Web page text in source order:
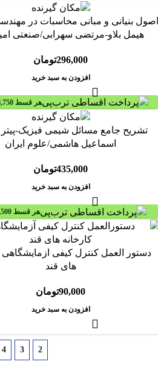
اصول بنیانی و مبانی محاسبات در
هیمل بلاو-مرتضی سهرابی/صنعتی
296,000تومان
افزودن به سبد خرید
هر قسط
تشریح جامع مسائل شیمی فیزیک-پیتر
اسماعیل هاشمی/علوم ایران
435,000تومان
افزودن به سبد خرید
هر قسط
دستور العمل کنترل کیفی ازمایشگاهی
های قند
90,000تومان
افزودن به سبد خرید
2
3
4